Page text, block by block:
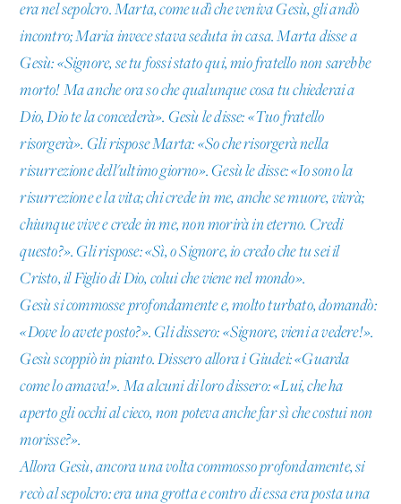
era nel sepolcro. Marta, come udì che veniva Gesù, gli andò
incontro; Maria invece stava seduta in casa. Marta disse a
Gesù: «Signore, se tu fossi stato qui, mio fratello non sarebbe
morto! Ma anche ora so che qualunque cosa tu chiederai a
Dio, Dio te la concederà». Gesù le disse: «Tuo fratello
risorgerà». Gli rispose Marta: «So che risorgerà nella
risurrezione dell'ultimo giorno». Gesù le disse: «Io sono la
risurrezione e la vita; chi crede in me, anche se muore, vivrà;
chiunque vive e crede in me, non morirà in eterno. Credi
questo?». Gli rispose: «Sì, o Signore, io credo che tu sei il
Cristo, il Figlio di Dio, colui che viene nel mondo».
Gesù si commosse profondamente e, molto turbato, domandò:
«Dove lo avete posto?». Gli dissero: «Signore, vieni a vedere!».
Gesù scoppiò in pianto. Dissero allora i Giudei: «Guarda
come lo amava!». Ma alcuni di loro dissero: «Lui, che ha
aperto gli occhi al cieco, non poteva anche far sì che costui non
morisse?».
Allora Gesù, ancora una volta commosso profondamente, si
recò al sepolcro: era una grotta e contro di essa era posta una